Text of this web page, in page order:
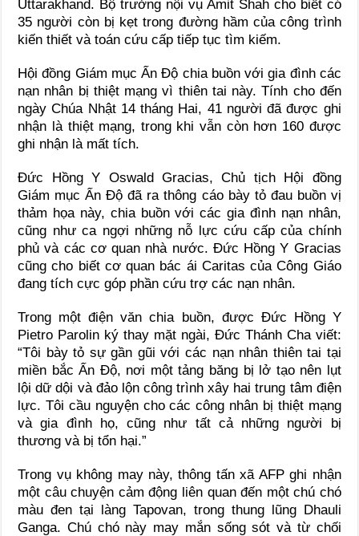
Uttarakhand. Bộ trưởng nội vụ Amit Shah cho biết có
35 người còn bị kẹt trong đường hầm của công trình
kiến thiết và toán cứu cấp tiếp tục tìm kiếm.
Hội đồng Giám mục Ấn Ðộ chia buồn với gia đình các
nạn nhân bị thiệt mạng vì thiên tai này. Tính cho đến
ngày Chúa Nhật 14 tháng Hai, 41 người đã được ghi
nhận là thiệt mạng, trong khi vẫn còn hơn 160 được
ghi nhận là mất tích.
Ðức Hồng Y Oswald Gracias, Chủ tịch Hội đồng
Giám mục Ấn Ðộ đã ra thông cáo bày tỏ đau buồn vị
thảm họa này, chia buồn với các gia đình nạn nhân,
cũng như ca ngợi những nỗ lực cứu cấp của chính
phủ và các cơ quan nhà nước. Ðức Hồng Y Gracias
cũng cho biết cơ quan bác ái Caritas của Công Giáo
đang tích cực góp phần cứu trợ các nạn nhân.
Trong một điện văn chia buồn, được Đức Hồng Y
Pietro Parolin ký thay mặt ngài, Đức Thánh Cha viết:
“Tôi bày tỏ sự gần gũi với các nạn nhân thiên tai tại
miền bắc Ấn Ðộ, nơi một tảng băng bị lở tạo nên lụt
lội dữ dội và đảo lộn công trình xây hai trung tâm điện
lực. Tôi cầu nguyện cho các công nhân bị thiệt mạng
và gia đình họ, cũng như tất cả những người bị
thương và bị tổn hại.”
Trong vụ không may này, thông tấn xã AFP ghi nhận
một câu chuyện cảm động liên quan đến một chú chó
màu đen tại làng Tapovan, trong thung lũng Dhauli
Ganga. Chú chó này may mắn sống sót và từ chối